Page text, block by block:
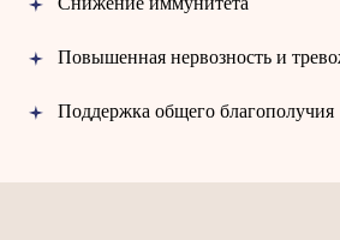
Повышенная нервозность и
Поддержка общего благополучия